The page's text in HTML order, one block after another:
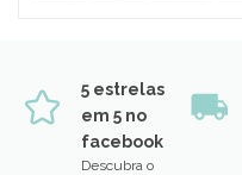
5 estrelas
em 5 no
facebook
Descubra o